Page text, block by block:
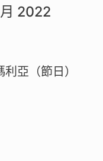
2022
亞（節日）